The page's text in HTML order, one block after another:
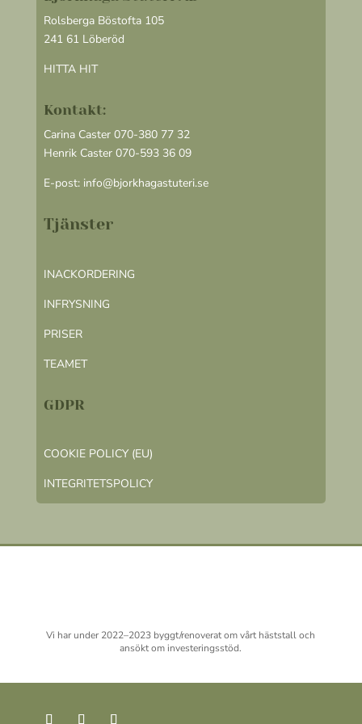
Rolsberga Böstofta 105
241 61 Löberöd
HITTA HIT
Kontakt:
Carina Caster 070-380 77 32
Henrik Caster 070-593 36 09
E-post: info@bjorkhagastuteri.se
Tjänster
INACKORDERING
INFRYSNING
PRISER
TEAMET
GDPR
COOKIE POLICY (EU)
INTEGRITETSPOLICY
Vi har under 2022–2023 byggt/renoverat om vårt häststall och
ansökt om investeringsstöd.